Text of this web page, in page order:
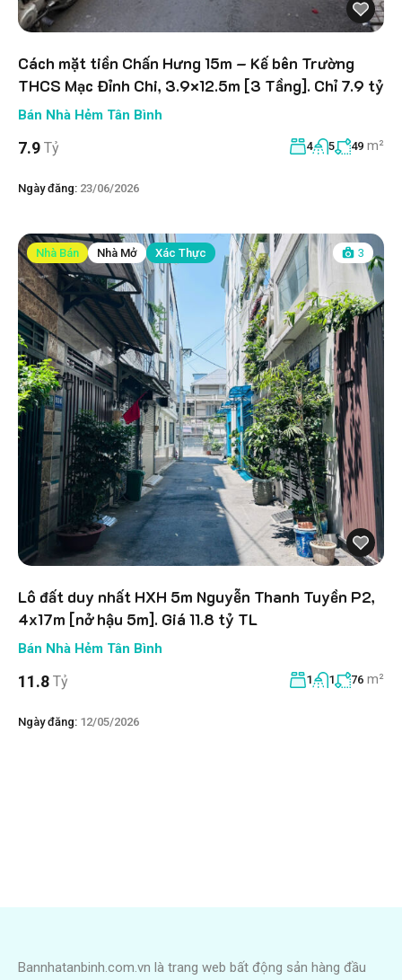
Cách mặt tiền Chấn Hưng 15m – Kế bên Trường
THCS Mạc Đỉnh Chi, 3.9×12.5m [3 Tầng]. Chỉ 7.9 tỷ
Bán Nhà Hẻm Tân Bình
7.9 Tỷ 4 5 49 m²
Ngày đăng: 23/06/2026
Nhà Bán Nhà Mở Xác Thực 3
Lô đất duy nhất HXH 5m Nguyễn Thanh Tuyền P2,
4x17m [nở hậu 5m]. Giá 11.8 tỷ TL
Bán Nhà Hẻm Tân Bình
11.8 Tỷ 1 1 76 m²
Ngày đăng: 12/05/2026
Bannhatanbinh.com.vn là trang web bất động sản hàng đầu